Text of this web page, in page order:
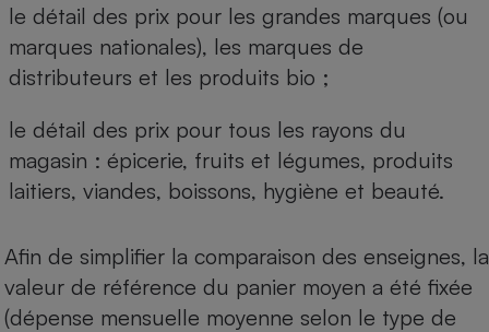
le détail des prix pour les grandes marques (ou
marques nationales), les marques de
distributeurs et les produits bio ;
le détail des prix pour tous les rayons du
magasin : épicerie, fruits et légumes, produits
laitiers, viandes, boissons, hygiène et beauté.
Afin de simplifier la comparaison des enseignes, la
valeur de référence du panier moyen a été fixée
(dépense mensuelle moyenne selon le type de